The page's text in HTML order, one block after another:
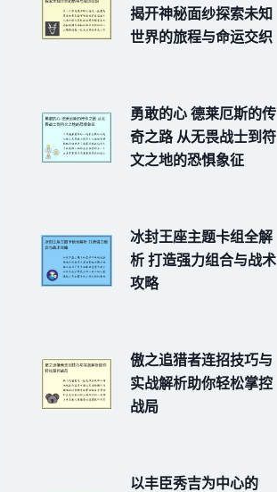
揭开神秘面纱探索未知
世界的旅程与命运交织
勇敢的心 德莱厄斯的传
奇之路 从无畏战士到符
文之地的恐惧象征
冰封王座主题卡组全解
析 打造强力组合与战术
攻略
傲之追猎者连招技巧与
实战解析助你轻松掌控
战局
以丰臣秀吉为中心的